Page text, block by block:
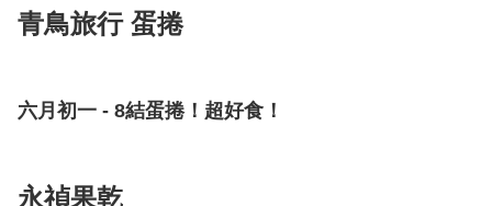
青鳥旅行 蛋捲
六月初一 - 8結蛋捲！超好食！
永禎果乾